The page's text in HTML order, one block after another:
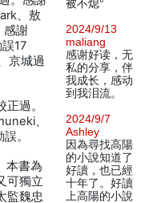
、敖
感謝
17
京城過
過。
、
。
本書為
可獨立
監魏忠
被不熄°
2024/9/13
maliang
感谢好读，无
私的分享，伴
我成长，感动
到我泪流。
2024/9/7
Ashley
因為尋找高陽
的小說知道了
好讀，也已經
十年了。好讀
上高陽的小說